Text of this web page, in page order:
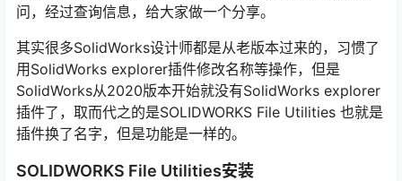
问，经过查询信息，给大家做一个分享。
其实很多SolidWorks设计师都是从老版本过来的，习惯了
用SolidWorks explorer插件修改名称等操作，但是
SolidWorks从2020版本开始就没有SolidWorks explorer
插件了，取而代之的是SOLIDWORKS File Utilities 也就是
插件换了名字，但是功能是一样的。
SOLIDWORKS File Utilities安装